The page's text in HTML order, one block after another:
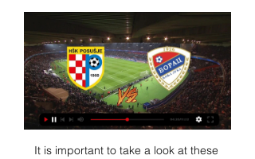
It is important to take a look at these